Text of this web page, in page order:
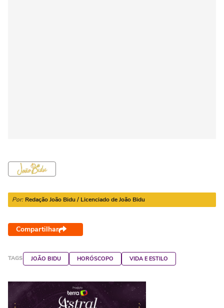
Por: Redação João Bidu / Licenciado de João Bidu
Compartilhar
TAGS JOÃO BIDU HORÓSCOPO VIDA E ESTILO